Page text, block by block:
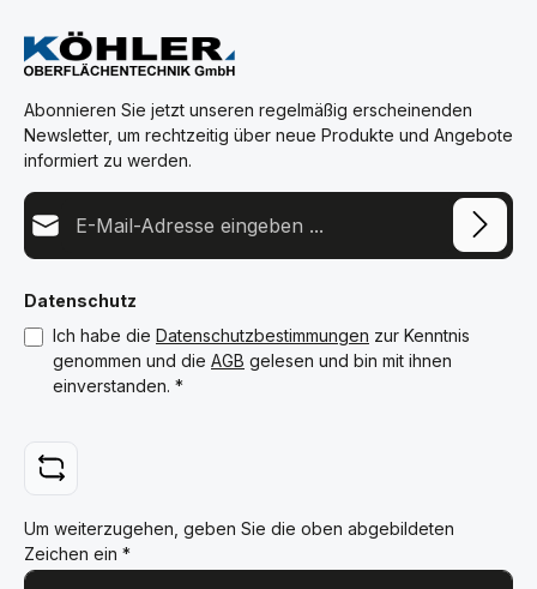
Abonnieren Sie jetzt unseren regelmäßig erscheinenden
Newsletter, um rechtzeitig über neue Produkte und Angebote
informiert zu werden.
E-Mail-Adresse*
Datenschutz
Ich habe die Datenschutzbestimmungen zur Kenntnis
genommen und die AGB gelesen und bin mit ihnen
einverstanden. *
Um weiterzugehen, geben Sie die oben abgebildeten
Zeichen ein *